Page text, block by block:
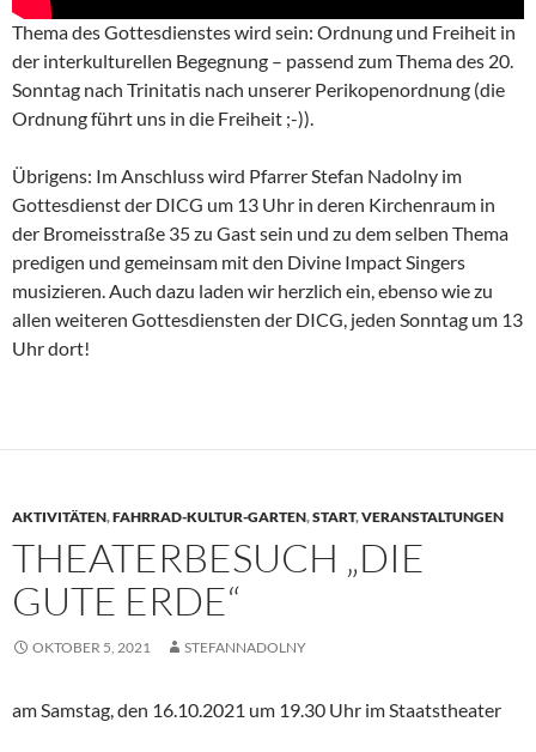
Thema des Gottesdienstes wird sein: Ordnung und Freiheit in
der interkulturellen Begegnung – passend zum Thema des 20.
Sonntag nach Trinitatis nach unserer Perikopenordnung (die
Ordnung führt uns in die Freiheit ;-)).
Übrigens: Im Anschluss wird Pfarrer Stefan Nadolny im
Gottesdienst der DICG um 13 Uhr in deren Kirchenraum in
der Bromeisstraße 35 zu Gast sein und zu dem selben Thema
predigen und gemeinsam mit den Divine Impact Singers
musizieren. Auch dazu laden wir herzlich ein, ebenso wie zu
allen weiteren Gottesdiensten der DICG, jeden Sonntag um 13
Uhr dort!
AKTIVITÄTEN,FAHRRAD-KULTUR-GARTEN,START,VERANSTALTUNGEN
THEATERBESUCH „DIE
GUTE ERDE“
OKTOBER 5, 2021 STEFANNADOLNY
am Samstag, den 16.10.2021 um 19.30 Uhr im Staatstheater